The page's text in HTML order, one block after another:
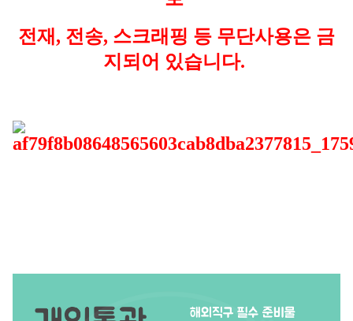
전재, 전송, 스크래핑 등 무단사용은 금
지되어 있습니다.